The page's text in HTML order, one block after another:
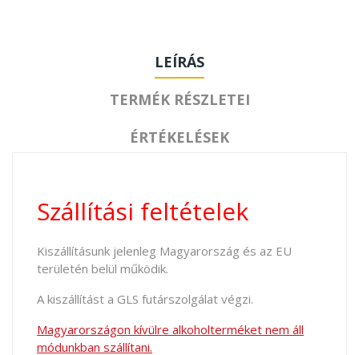
LEÍRÁS
TERMÉK RÉSZLETEI
ÉRTÉKELÉSEK
Szállítási feltételek
Kiszállításunk jelenleg Magyarország és az EU
területén belül működik.
A kiszállítást a GLS futárszolgálat végzi.
Magyarországon kívülre alkoholterméket nem áll
módunkban szállítani.